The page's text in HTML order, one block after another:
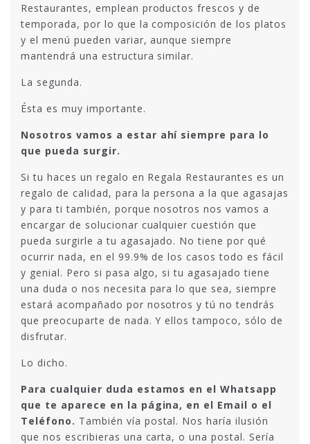
Restaurantes, emplean productos frescos y de
temporada, por lo que la composición de los platos
y el menú pueden variar, aunque siempre
mantendrá una estructura similar.
La segunda.
Ésta es muy importante.
Nosotros vamos a estar ahí siempre para lo
que pueda surgir.
Si tu haces un regalo en Regala Restaurantes es un
regalo de calidad, para la persona a la que agasajas
y para ti también, porque nosotros nos vamos a
encargar de solucionar cualquier cuestión que
pueda surgirle a tu agasajado. No tiene por qué
ocurrir nada, en el 99.9% de los casos todo es fácil
y genial. Pero si pasa algo, si tu agasajado tiene
una duda o nos necesita para lo que sea, siempre
estará acompañado por nosotros y tú no tendrás
que preocuparte de nada. Y ellos tampoco, sólo de
disfrutar.
Lo dicho.
Para cualquier duda estamos en el Whatsapp
que te aparece en la página, en el Email o el
Teléfono. También vía postal. Nos haría ilusión
que nos escribieras una carta, o una postal. Sería